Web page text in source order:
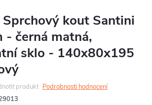
Sprchový kout Santini
- černá matná,
sklo - 140x80x195
produkt Podrobnosti hodnocení